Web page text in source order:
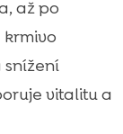
až po
krmivo
vitalitu a